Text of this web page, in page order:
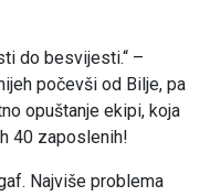
do besvijesti.“ –
počevši od Bilje, pa
opuštanje ekipi, koja
40 zaposlenih!
Najviše problema